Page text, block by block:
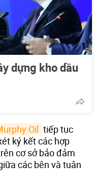
dựng kho dầu
Oil tiếp tục
ký kết các hợp
cơ sở bảo đảm
các bên và tuân